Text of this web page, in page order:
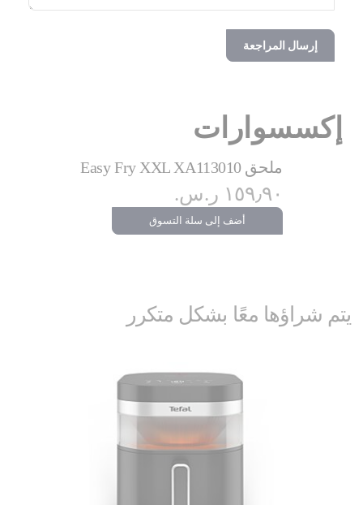
إرسال المراجعة
إكسسوارات
ملحق Easy Fry XXL XA113010
١٥٩٫٩٠ ر.س.‏
أضف إلى سلة التسوق
يتم شراؤها معًا بشكل متكرر